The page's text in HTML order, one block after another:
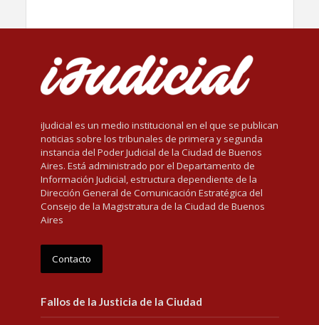
iJudicial es un medio institucional en el que se publican
noticias sobre los tribunales de primera y segunda
instancia del Poder Judicial de la Ciudad de Buenos
Aires. Está administrado por el Departamento de
Información Judicial, estructura dependiente de la
Dirección General de Comunicación Estratégica del
Consejo de la Magistratura de la Ciudad de Buenos
Aires
Contacto
Fallos de la Justicia de la Ciudad